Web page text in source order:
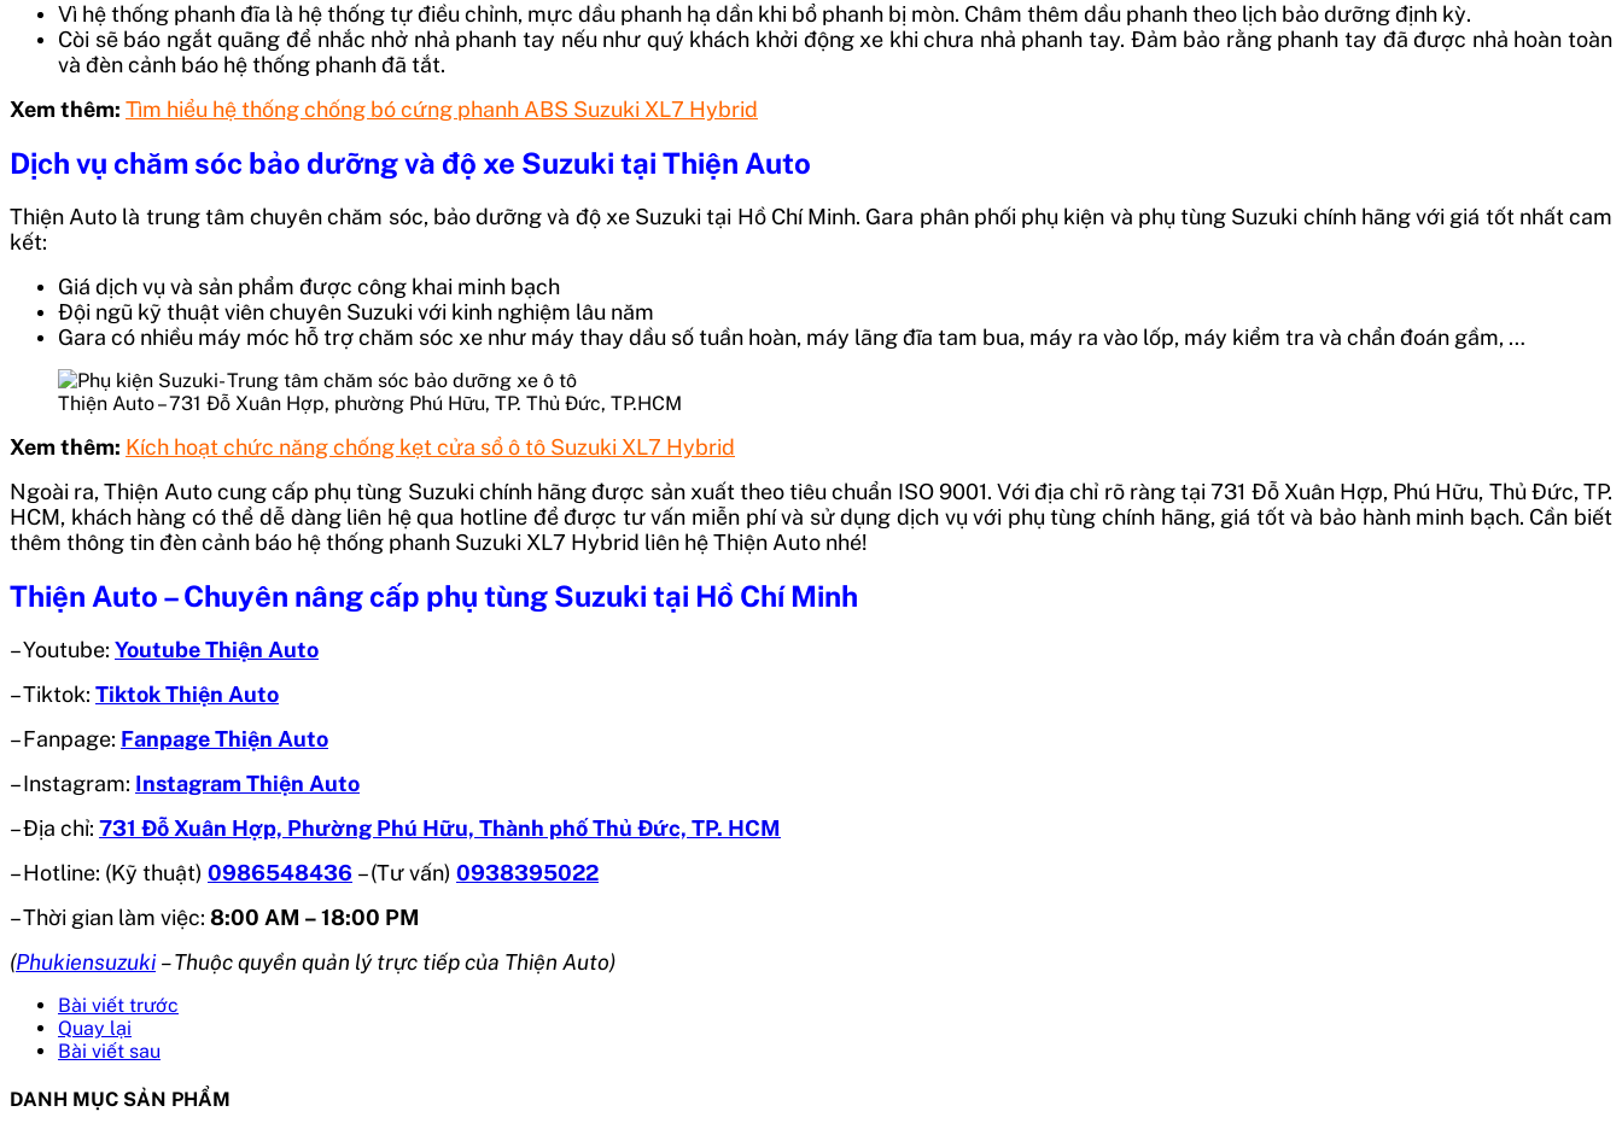
Vì hệ thống phanh đĩa là hệ thống tự điều chỉnh, mực dầu phanh hạ dần khi bổ phanh bị mòn. Châm thêm dầu phanh theo lịch bảo dưỡng định kỳ.
Còi sẽ báo ngắt quãng để nhắc nhở nhả phanh tay nếu như quý khách khởi động xe khi chưa nhả phanh tay. Đảm bảo rằng phanh tay đã được nhả hoàn toàn
và đèn cảnh báo hệ thống phanh đã tắt.
Xem thêm: Tìm hiểu hệ thống chống bó cứng phanh ABS Suzuki XL7 Hybrid
Dịch vụ chăm sóc bảo dưỡng và độ xe Suzuki tại Thiện Auto
Thiện Auto là trung tâm chuyên chăm sóc, bảo dưỡng và độ xe Suzuki tại Hồ Chí Minh. Gara phân phối phụ kiện và phụ tùng Suzuki chính hãng với giá tốt nhất cam
kết:
Giá dịch vụ và sản phẩm được công khai minh bạch
Đội ngũ kỹ thuật viên chuyên Suzuki với kinh nghiệm lâu năm
Gara có nhiều máy móc hỗ trợ chăm sóc xe như máy thay dầu số tuần hoàn, máy lãng đĩa tam bua, máy ra vào lốp, máy kiểm tra và chẩn đoán gầm, …
Thiện Auto – 731 Đỗ Xuân Hợp, phường Phú Hữu, TP. Thủ Đức, TP.HCM
Xem thêm: Kích hoạt chức năng chống kẹt cửa sổ ô tô Suzuki XL7 Hybrid
Ngoài ra, Thiện Auto cung cấp phụ tùng Suzuki chính hãng được sản xuất theo tiêu chuẩn ISO 9001. Với địa chỉ rõ ràng tại 731 Đỗ Xuân Hợp, Phú Hữu, Thủ Đức, TP.
HCM, khách hàng có thể dễ dàng liên hệ qua hotline để được tư vấn miễn phí và sử dụng dịch vụ với phụ tùng chính hãng, giá tốt và bảo hành minh bạch. Cần biết
thêm thông tin đèn cảnh báo hệ thống phanh Suzuki XL7 Hybrid liên hệ Thiện Auto nhé!
Thiện Auto – Chuyên nâng cấp phụ tùng Suzuki tại Hồ Chí Minh
– Youtube: Youtube Thiện Auto
– Tiktok: Tiktok Thiện Auto
– Fanpage: Fanpage Thiện Auto
– Instagram: Instagram Thiện Auto
– Địa chỉ: 731 Đỗ Xuân Hợp, Phường Phú Hữu, Thành phố Thủ Đức, TP. HCM
– Hotline: (Kỹ thuật) 0986548436 – (Tư vấn) 0938395022
– Thời gian làm việc: 8:00 AM – 18:00 PM
(Phukiensuzuki– Thuộc quyền quản lý trực tiếp của Thiện Auto)
Bài viết trước
Quay lại
Bài viết sau
DANH MỤC SẢN PHẨM